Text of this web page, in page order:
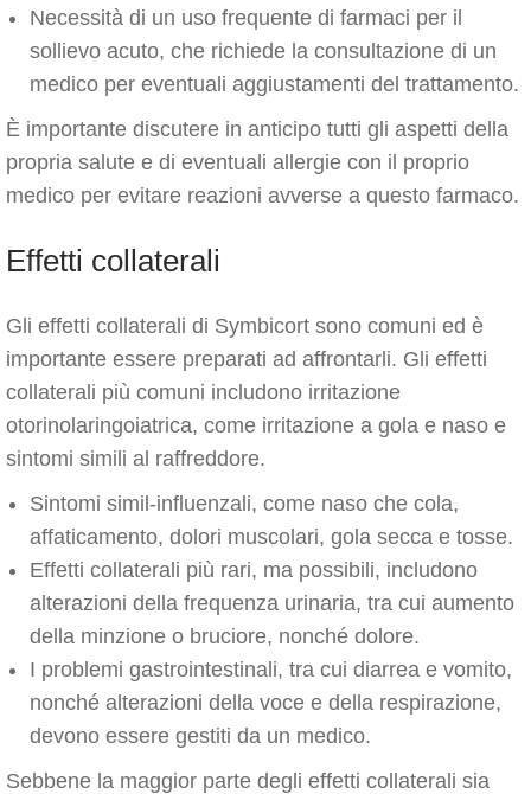
Necessità di un uso frequente di farmaci per il
sollievo acuto, che richiede la consultazione di un
medico per eventuali aggiustamenti del trattamento.
È importante discutere in anticipo tutti gli aspetti della
propria salute e di eventuali allergie con il proprio
medico per evitare reazioni avverse a questo farmaco.
Effetti collaterali
Gli effetti collaterali di Symbicort sono comuni ed è
importante essere preparati ad affrontarli. Gli effetti
collaterali più comuni includono irritazione
otorinolaringoiatrica, come irritazione a gola e naso e
sintomi simili al raffreddore.
Sintomi simil-influenzali, come naso che cola,
affaticamento, dolori muscolari, gola secca e tosse.
Effetti collaterali più rari, ma possibili, includono
alterazioni della frequenza urinaria, tra cui aumento
della minzione o bruciore, nonché dolore.
I problemi gastrointestinali, tra cui diarrea e vomito,
nonché alterazioni della voce e della respirazione,
devono essere gestiti da un medico.
Sebbene la maggior parte degli effetti collaterali sia